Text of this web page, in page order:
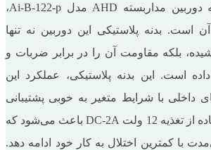
یکی از نکات برجسته دوربین مداربسته AHD مدل Ai-B-122-p،
است. بدنه پلاستیکی این دوربین نه‌ تنها
بلکه مقاومت آن را در برابر ضربات و
است. این بدنه پلاستیکی، عملکرد این
داخلی با شرایط متغیر به خوبی پشتیبانی
می‌کند. همچنین، استفاده از تغذیه 12 ولت DC-2A باعث می‌شود که
با کمترین اختلال به کار خود ادامه دهد.